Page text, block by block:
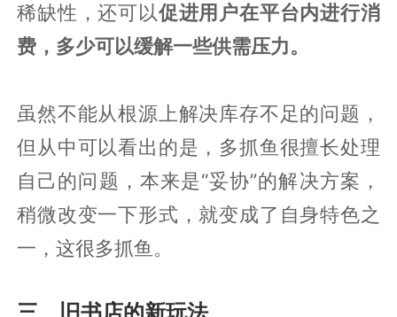
稀缺性，还可以促进用户在平台内进行消
费，多少可以缓解一些供需压力。
虽然不能从根源上解决库存不足的问题，
但从中可以看出的是，多抓鱼很擅长处理
自己的问题，本来是“妥协”的解决方案，
稍微改变一下形式，就变成了自身特色之
一，这很多抓鱼。